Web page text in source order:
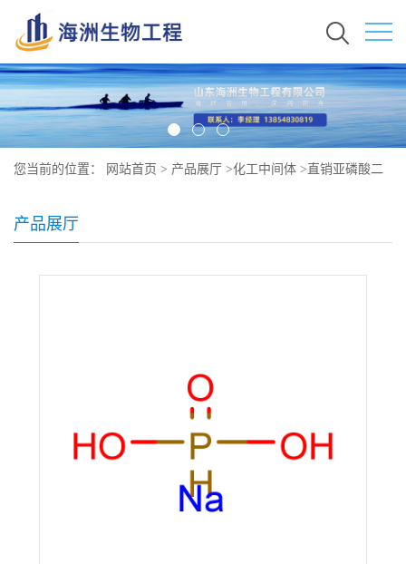
您当前的位置： 网站首页 > 产品展厅 >化工中间体 > 直销亚磷酸二
产品展厅